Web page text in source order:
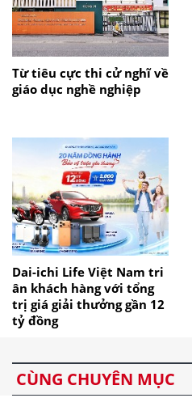
Từ tiêu cực thi cử nghĩ về
giáo dục nghề nghiệp
Dai-ichi Life Việt Nam tri
ân khách hàng với tổng
trị giá giải thưởng gần 12
tỷ đồng
CÙNG CHUYÊN MỤC